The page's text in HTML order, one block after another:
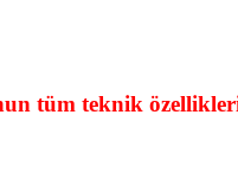
tüm teknik